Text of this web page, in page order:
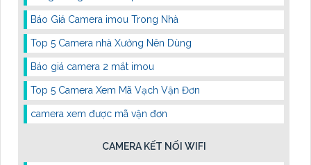
Báo Giá Camera imou Trong Nhà
Top 5 Camera nhà Xưởng Nên Dùng
Báo giá camera 2 mắt imou
Top 5 Camera Xem Mã Vạch Vận Đơn
camera xem được mã vận đơn
CAMERA KẾT NỐI WIFI